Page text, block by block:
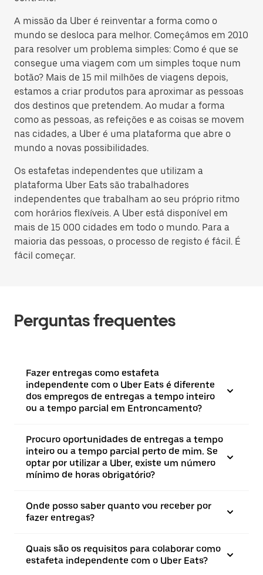
A missão da Uber é reinventar a forma como o
mundo se desloca para melhor. Começámos em 2010
para resolver um problema simples: Como é que se
consegue uma viagem com um simples toque num
botão? Mais de 15 mil milhões de viagens depois,
estamos a criar produtos para aproximar as pessoas
dos destinos que pretendem. Ao mudar a forma
como as pessoas, as refeições e as coisas se movem
nas cidades, a Uber é uma plataforma que abre o
mundo a novas possibilidades.
Os estafetas independentes que utilizam a
plataforma Uber Eats são trabalhadores
independentes que trabalham ao seu próprio ritmo
com horários flexíveis. A Uber está disponível em
mais de 15 000 cidades em todo o mundo. Para a
maioria das pessoas, o processo de registo é fácil. É
fácil começar.
Perguntas frequentes
Fazer entregas como estafeta
independente com o Uber Eats é diferente
dos empregos de entregas a tempo inteiro
ou a tempo parcial em Entroncamento?
Procuro oportunidades de entregas a tempo
inteiro ou a tempo parcial perto de mim. Se
optar por utilizar a Uber, existe um número
mínimo de horas obrigatório?
Onde posso saber quanto vou receber por
fazer entregas?
Quais são os requisitos para colaborar como
estafeta independente com o Uber Eats?